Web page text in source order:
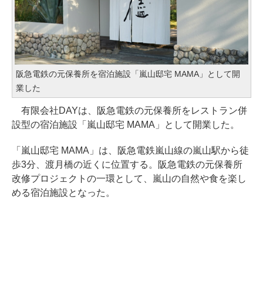
阪急電鉄の元保養所を宿泊施設「嵐山邸宅 MAMA」として開
業した
有限会社DAYは、阪急電鉄の元保養所をレストラン併
設型の宿泊施設「嵐山邸宅 MAMA」として開業した。
「嵐山邸宅 MAMA」は、阪急電鉄嵐山線の嵐山駅から徒
歩3分、渡月橋の近くに位置する。阪急電鉄の元保養所
改修プロジェクトの一環として、嵐山の自然や食を楽し
める宿泊施設となった。